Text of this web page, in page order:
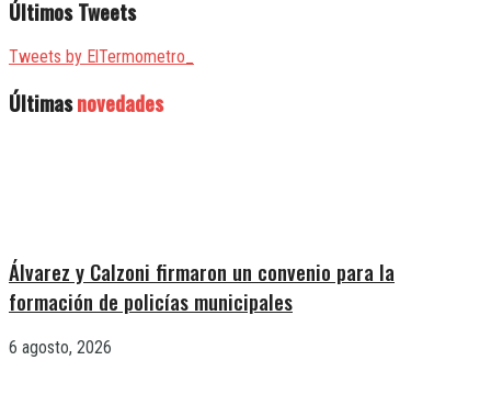
Últimos Tweets
Tweets by ElTermometro_
Últimasnovedades
Álvarez y Calzoni firmaron un convenio para la
formación de policías municipales
6 agosto, 2026